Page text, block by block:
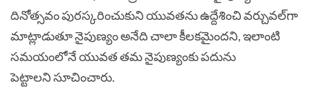
దినోత్సవం పురస్కరించుకుని యువతను ఉద్దేశించి వర్చువల్‌గా
మాట్లాడుతూ నైపుణ్యం అనేది చాలా కీలకమైందని, ఇలాంటి
సమయంలోనే యువత తమ నైపుణ్యంకు పదును
పెట్టాలని సూచించారు.